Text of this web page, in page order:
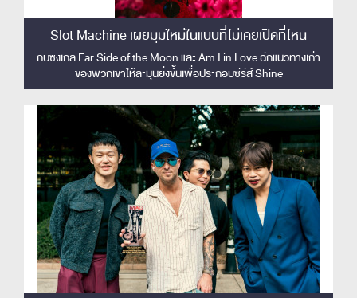
Slot Machine เผยมุมใหม่ในแบบที่ไม่เคยเปิดที่ไหน
กับซิงเกิล Far Side of the Moon และ Am I in Love ฉีกแนวทางเก่า
ของพวกเขาให้ละมุนยิ่งขึ้นเพื่อประกอบซีรีส์ Shine